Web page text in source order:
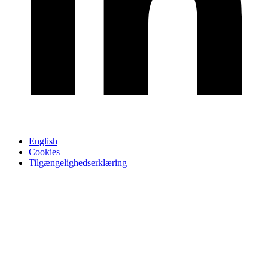
English
Cookies
Tilgængelighedserklæring